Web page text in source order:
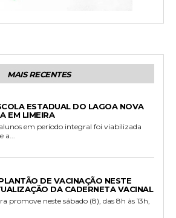
MAIS RECENTES
ESTADUAL DO LAGOA NOVA
EM LIMEIRA
em período integral foi viabilizada
a...
DE VACINAÇÃO NESTE
DA CADERNETA VACINAL
promove neste sábado (8), das 8h às 13h,